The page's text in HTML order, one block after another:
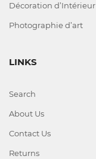
Décoration d’Intérieur
Photographie d’art
LINKS
Search
About Us
Contact Us
Returns